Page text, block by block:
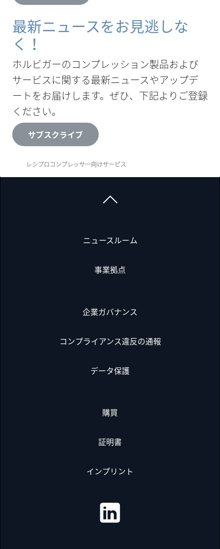
最新ニュースをお見逃しな
く！
ホルビガーのコンプレッション製品および
サービスに関する最新ニュースやアップデ
ートをお届けします。ぜひ、下記よりご登録
ください。
サブスクライブ
レシプロコンプレッサー向けサービス
ニュースルーム
事業拠点
企業ガバナンス
コンプライアンス違反の通報
データ保護
購買
証明書
インプリント